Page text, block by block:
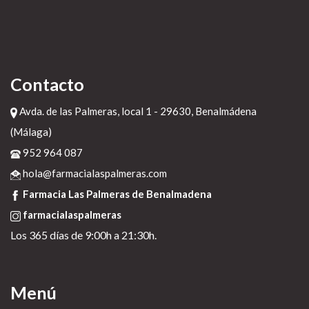
Contacto
Avda. de las Palmeras, local 1 - 29630, Benalmádena
(Málaga)
952 964 087
hola@farmacialaspalmeras.com
Farmacia Las Palmeras de Benalmadena
farmacialaspalmeras
Los 365 días de 9:00h a 21:30h.
Menú